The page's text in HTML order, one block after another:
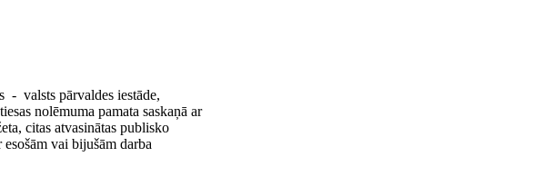
- valsts pārvaldes iestāde,
nolēmuma pamata saskaņā ar
citas atvasinātas publisko
vai bijušām darba